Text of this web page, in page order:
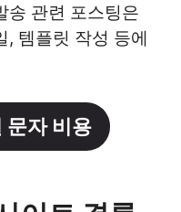
송 관련 포스팅은
, 템플릿 작성 등에
자 비용